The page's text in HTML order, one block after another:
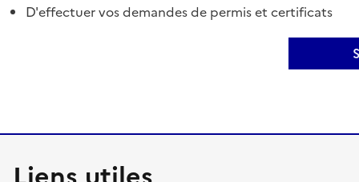
D'effectuer vos demandes de permis et certificats